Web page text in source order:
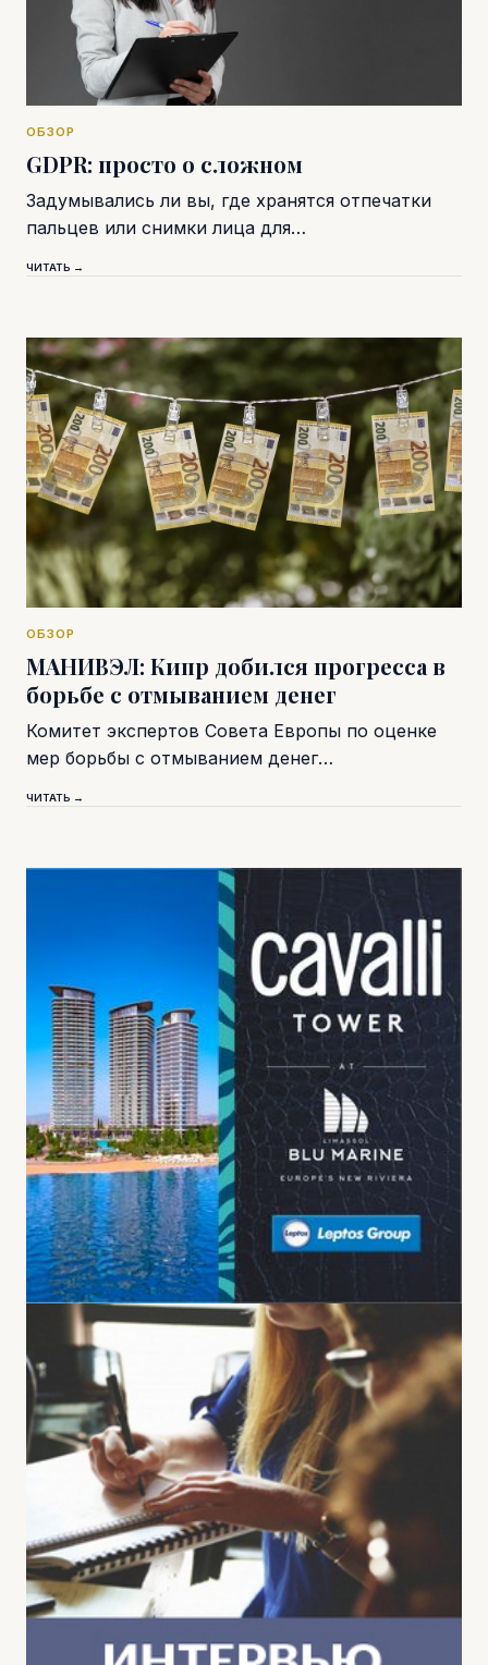
ОБЗОР
GDPR: просто о сложном
Задумывались ли вы, где хранятся отпечатки
пальцев или снимки лица для…
ЧИТАТЬ →
ОБЗОР
МАНИВЭЛ: Кипр добился прогресса в
борьбе с отмыванием денег
Комитет экспертов Совета Европы по оценке
мер борьбы с отмыванием денег…
ЧИТАТЬ →